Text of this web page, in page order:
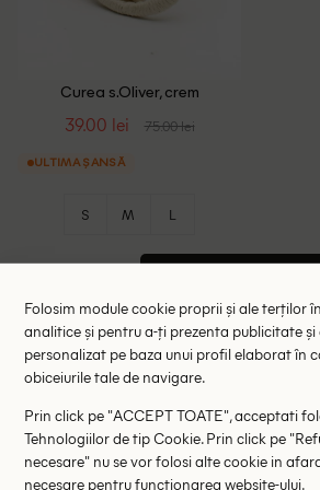
Curea s.Oliver, crem
39.00 lei 75.00 lei
ULTIMA ȘANSĂ
S M L
Cele mai cautate
shein romania intimissimi
reserved
rochii mohito
Folosim module cookie proprii și ale terților
analitice și pentru a-ți prezenta publicitate
personalizat pe baza unui profil elaborat în
obiceiurile tale de navigare.
Prin click pe "ACCEPT TOATE", acceptati
Tehnologiilor de tip Cookie. Prin click pe
necesare" nu se vor folosi alte cookie in
necesare pentru functionarea website-ului.